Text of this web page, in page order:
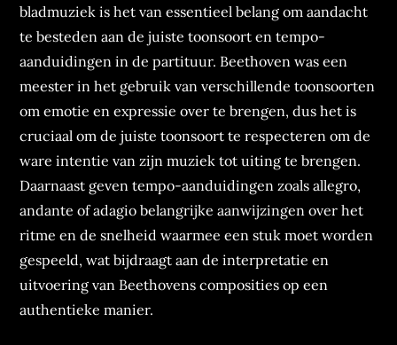
bladmuziek is het van essentieel belang om aandacht
te besteden aan de juiste toonsoort en tempo-
aanduidingen in de partituur. Beethoven was een
meester in het gebruik van verschillende toonsoorten
om emotie en expressie over te brengen, dus het is
cruciaal om de juiste toonsoort te respecteren om de
ware intentie van zijn muziek tot uiting te brengen.
Daarnaast geven tempo-aanduidingen zoals allegro,
andante of adagio belangrijke aanwijzingen over het
ritme en de snelheid waarmee een stuk moet worden
gespeeld, wat bijdraagt aan de interpretatie en
uitvoering van Beethovens composities op een
authentieke manier.